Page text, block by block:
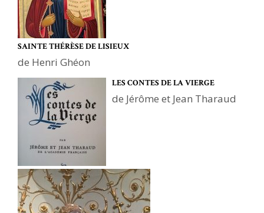
SAINTE THÉRÈSE DE LISIEUX
de Henri Ghéon
LES CONTES DE LA VIERGE
de Jérôme et Jean Tharaud